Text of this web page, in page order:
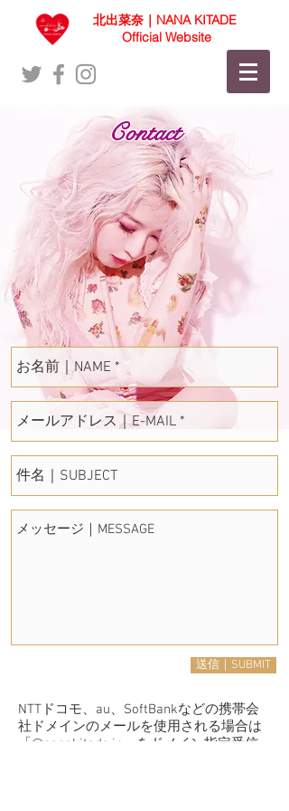
北出菜奈｜NANA KITADE
Official Website
Contact
送信｜SUBMIT
NTTドコモ、au、SoftBankなどの携帯会
社ドメインのメールを使用される場合は
「@nanakitade.jp」をドメイン指定受信